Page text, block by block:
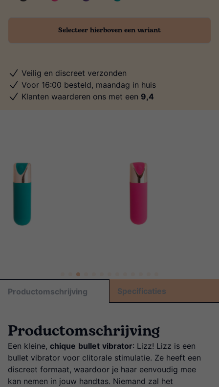
Selecteer hierboven een variant
Veilig en discreet verzonden
Voor 16:00 besteld, maandag in huis
Klanten waarderen ons met een 9,4
Productomschrijving Specificaties
Productomschrijving
Een kleine, chique bullet vibrator: Lizz! Lizz is een
bullet vibrator voor clitorale stimulatie. Ze heeft een
discreet formaat, waardoor je haar eenvoudig mee
kan nemen in jouw handtas. Niemand zal het